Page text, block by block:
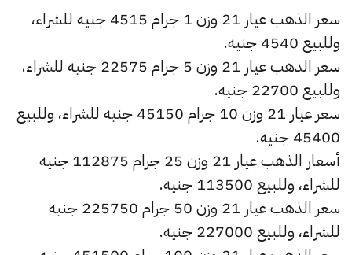
سعر الذهب عيار 21 وزن 1 جرام 4515 جنيه للشراء،
وللبيع 4540 جنيه.
سعر الذهب عيار 21 وزن 5 جرام 22575 جنيه للشراء،
وللبيع 22700 جنيه.
سعر عيار 21 وزن 10 جرام 45150 جنيه للشراء، وللبيع
45400 جنيه.
أسعار الذهب عيار 21 وزن 25 جرام 112875 جنيه
للشراء، وللبيع 113500 جنيه.
سعر الذهب عيار 21 وزن 50 جرام 225750 جنيه
للشراء، وللبيع 227000 جنيه.